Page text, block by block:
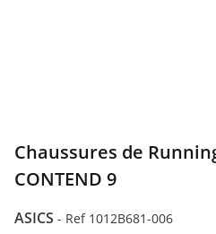
Chaussures de
CONTEND 9
ASICS - Ref 1012B681-006